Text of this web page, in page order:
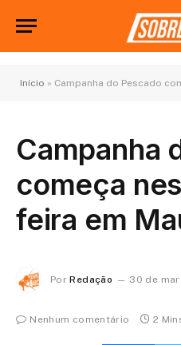
Início » Campanha do Pescado
Campanha
começa
feira em
Por Redação 30 de
Nenhum comentário 2